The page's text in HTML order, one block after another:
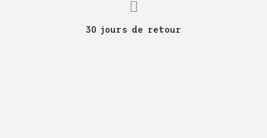
30 jours de retour